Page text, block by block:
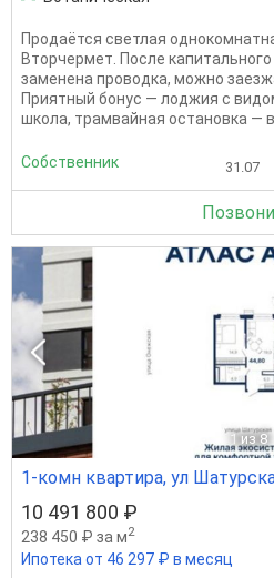
Продаётся светлая
Вторчермет. После
заменена проводка, можно
Приятный бонус — лоджия с
школа, трамвайная остановка —
Собственник 31.07
1 из 8
1-комн квартира, ул
10 491 800 ₽
238 450 ₽ за м2
Ипотека от 46 297 ₽ в месяц